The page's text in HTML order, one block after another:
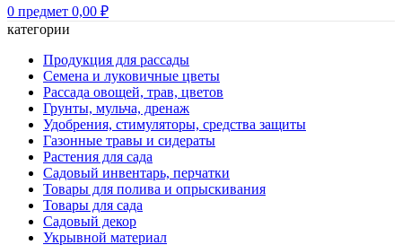
0 предмет 0,00 ₽
категории
Продукция для рассады
Семена и луковичные цветы
Рассада овощей, трав, цветов
Грунты, мульча, дренаж
Удобрения, стимуляторы, средства защиты
Газонные травы и сидераты
Растения для сада
Садовый инвентарь, перчатки
Товары для полива и опрыскивания
Товары для сада
Садовый декор
Укрывной материал